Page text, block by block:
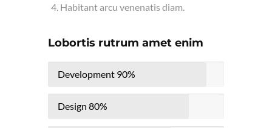
Habitant arcu venenatis diam.
Lobortis rutrum amet enim
Development 90%
Design 80%